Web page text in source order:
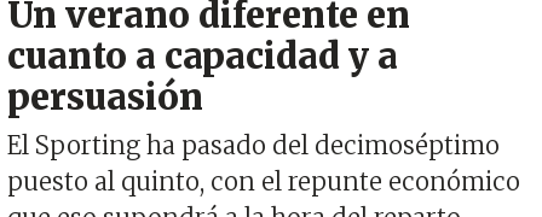
Un verano diferente en
cuanto a capacidad y a
persuasión
El Sporting ha pasado del decimoséptimo
puesto al quinto, con el repunte económico